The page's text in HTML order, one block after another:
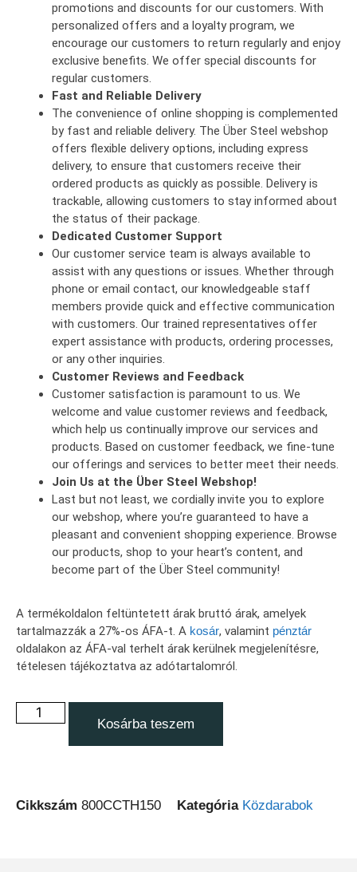
promotions and discounts for our customers. With
personalized offers and a loyalty program, we
encourage our customers to return regularly and enjoy
exclusive benefits. We offer special discounts for
regular customers.
Fast and Reliable Delivery
The convenience of online shopping is complemented
by fast and reliable delivery. The Über Steel webshop
offers flexible delivery options, including express
delivery, to ensure that customers receive their
ordered products as quickly as possible. Delivery is
trackable, allowing customers to stay informed about
the status of their package.
Dedicated Customer Support
Our customer service team is always available to
assist with any questions or issues. Whether through
phone or email contact, our knowledgeable staff
members provide quick and effective communication
with customers. Our trained representatives offer
expert assistance with products, ordering processes,
or any other inquiries.
Customer Reviews and Feedback
Customer satisfaction is paramount to us. We
welcome and value customer reviews and feedback,
which help us continually improve our services and
products. Based on customer feedback, we fine-tune
our offerings and services to better meet their needs.
Join Us at the Über Steel Webshop!
Last but not least, we cordially invite you to explore
our webshop, where you’re guaranteed to have a
pleasant and convenient shopping experience. Browse
our products, shop to your heart’s content, and
become part of the Über Steel community!
A termékoldalon feltüntetett árak bruttó árak, amelyek
tartalmazzák a 27%-os ÁFA-t. A kosár, valamint pénztár
oldalakon az ÁFA-val terhelt árak kerülnek megjelenítésre,
tételesen tájékoztatva az adótartalomról.
Kosárba teszem
Cikkszám 800CCTH150 Kategória Közdarabok